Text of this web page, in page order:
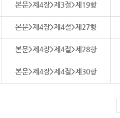
본문>제4장>제3절>제19항
본문>제4장>제4절>제27항
본문>제4장>제4절>제28항
본문>제4장>제4절>제30항